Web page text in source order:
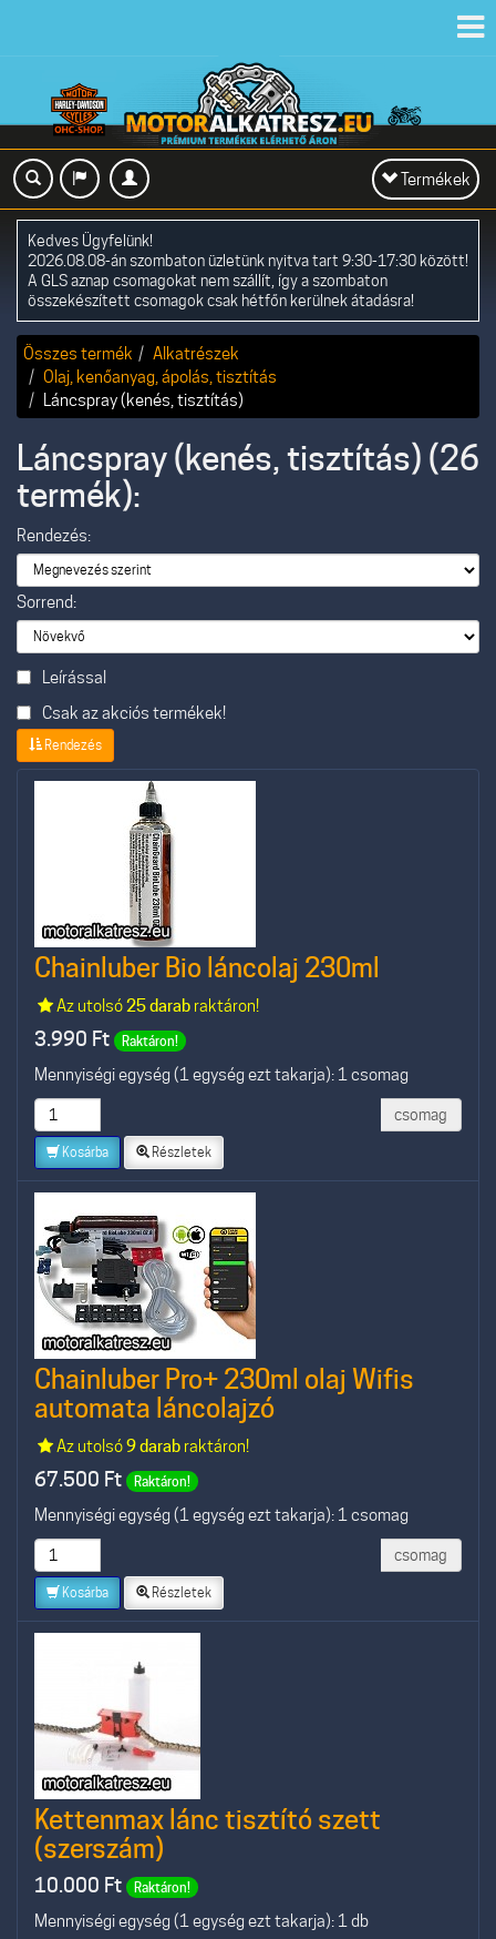
Toggle
navigation
Termékek
Kedves Ügyfelünk!
2026.08.08-án szombaton üzletünk nyitva tart 9:30-17:30 között!
A GLS aznap csomagokat nem szállít, így a szombaton
összekészített csomagok csak hétfőn kerülnek átadásra!
Összes termék
Alkatrészek
Olaj, kenőanyag, ápolás, tisztítás
Láncspray (kenés, tisztítás)
Láncspray (kenés, tisztítás) (26
termék):
Rendezés:
Sorrend:
Leírással
Csak az akciós termékek!
Rendezés
Chainluber Bio láncolaj 230ml
Az utolsó25 darabraktáron!
3.990 Ft Raktáron!
Mennyiségi egység (1 egység ezt takarja): 1 csomag
csomag
Kosárba Részletek
Chainluber Pro+ 230ml olaj Wifis
automata láncolajzó
Az utolsó9 darabraktáron!
67.500 Ft Raktáron!
Mennyiségi egység (1 egység ezt takarja): 1 csomag
csomag
Kosárba Részletek
Kettenmax lánc tisztító szett
(szerszám)
10.000 Ft Raktáron!
Mennyiségi egység (1 egység ezt takarja): 1 db